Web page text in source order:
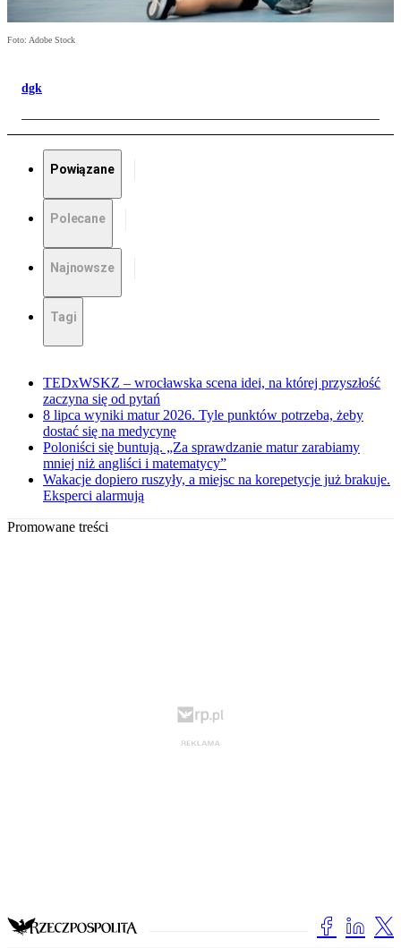
Foto: Adobe Stock
dgk
Powiązane
Polecane
Najnowsze
Tagi
TEDxWSKZ – wrocławska scena idei, na której przyszłość
zaczyna się od pytań
8 lipca wyniki matur 2026. Tyle punktów potrzeba, żeby
dostać się na medycynę
Poloniści się buntują. „Za sprawdzanie matur zarabiamy
mniej niż angliści i matematycy”
Wakacje dopiero ruszyły, a miejsc na korepetycje już brakuje.
Eksperci alarmują
Promowane treści